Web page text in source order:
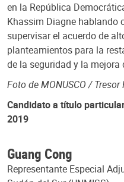
en la República
Khassim Diagne hablando
supervisar el acuerdo de
planteamientos para la
de la seguridad y la
Foto de MONUSCO / Tresor
Candidato a título
2019
Guang Cong
Representante Especial